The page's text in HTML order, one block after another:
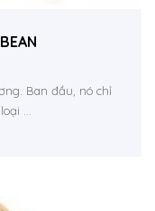
Ban đầu, nó chỉ
...